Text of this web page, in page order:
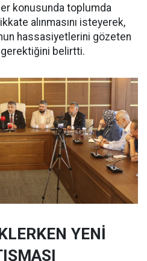
konusunda toplumda
alınmasını isteyerek,
hassasiyetlerini gözeten
gerektiğini belirtti.
YENİ